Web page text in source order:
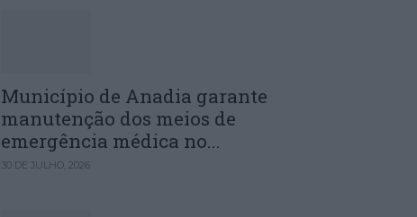
Município de Anadia garante
manutenção dos meios de
emergência médica no...
30 DE JULHO, 2026